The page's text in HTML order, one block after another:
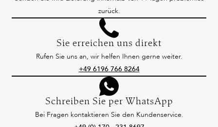
zurück.
Sie erreichen uns direkt
Rufen Sie uns an, wir helfen Ihnen gerne weiter.
+49 6196 766 8264
Schreiben Sie per WhatsApp
Bei Fragen kontaktieren Sie den Kundenservice.